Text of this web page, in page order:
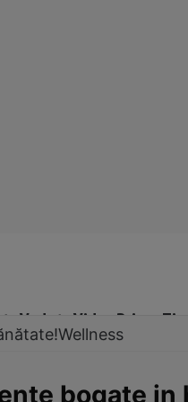
Vedete Video Prime Time
Wellness
bogate in